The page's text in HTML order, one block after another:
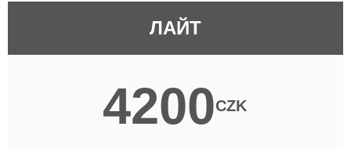
ЛАЙТ
4200CZK